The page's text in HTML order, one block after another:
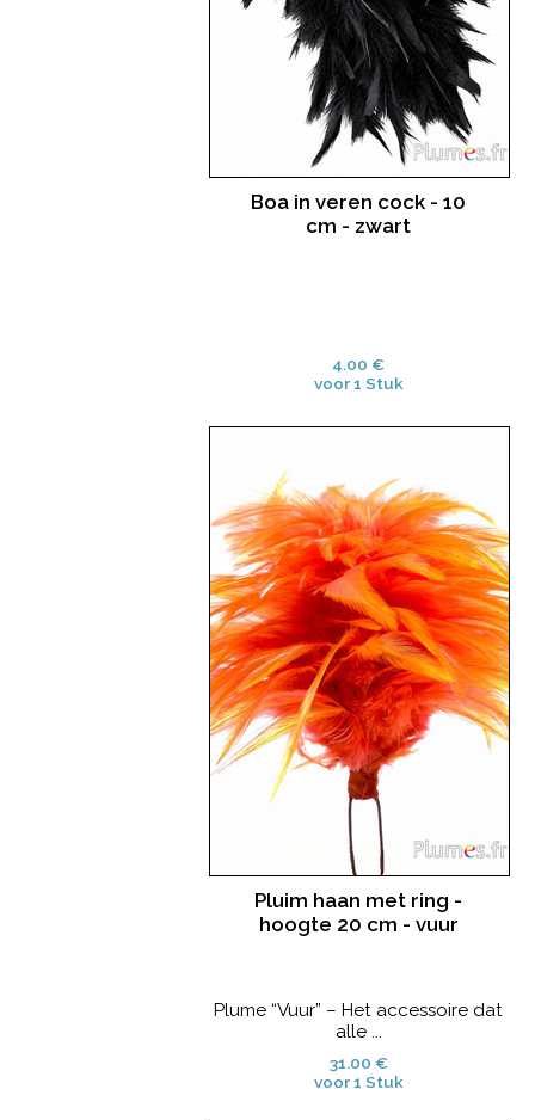
Boa in veren cock - 10
cm - zwart
4.00 €
voor 1 Stuk
Pluim haan met ring -
hoogte 20 cm - vuur
Plume “Vuur” – Het accessoire dat
alle ...
31.00 €
voor 1 Stuk